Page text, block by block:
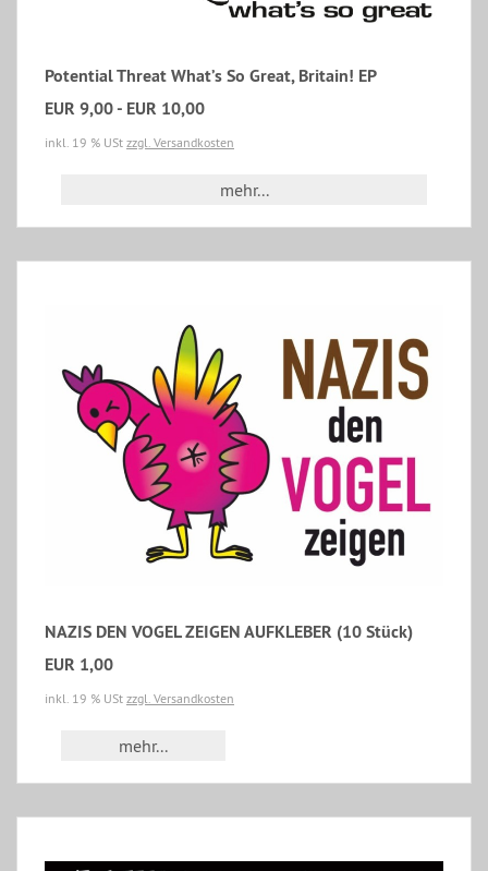
Potential Threat What’s So Great, Britain! EP
EUR 9,00 - EUR 10,00
inkl. 19 % USt zzgl. Versandkosten
mehr...
NAZIS DEN VOGEL ZEIGEN AUFKLEBER (10 Stück)
EUR 1,00
inkl. 19 % USt zzgl. Versandkosten
mehr...